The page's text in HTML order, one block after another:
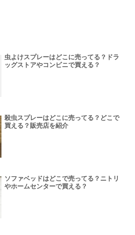
虫よけスプレーはどこに売ってる？ドラ
ッグストアやコンビニで買える？
殺虫スプレーはどこに売ってる？どこで
買える？販売店を紹介
ソファベッドはどこで売ってる？ニトリ
やホームセンターで買える？